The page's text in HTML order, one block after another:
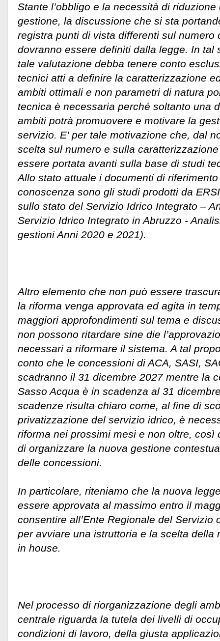
Stante l’obbligo e la necessità di
gestione, la discussione che si sta
registra punti di vista differenti sul numero
dovranno essere definiti dalla legge. In tal
tale valutazione debba tenere conto
tecnici atti a definire la caratterizzazione
ambiti ottimali e non parametri di natura
tecnica è necessaria perché soltanto una
ambiti potrà promuovere e motivare la
servizio. E’ per tale motivazione che, dal
scelta sul numero e sulla
essere portata avanti sulla base di studi
Allo stato attuale i documenti di
conoscenza sono gli studi prodotti da
sullo stato del Servizio Idrico Integrato –
Servizio Idrico Integrato in Abruzzo -
gestioni Anni 2020 e 2021).
Altro elemento che non può essere
la riforma venga approvata ed agita in
maggiori approfondimenti sul tema e
non possono ritardare sine die
necessari a riformare il sistema. A tal
conto che le concessioni di ACA, SASI,
scadranno il 31 dicembre 2027 mentre la
Sasso Acqua è in scadenza al 31
scadenze risulta chiaro come, al fine di
privatizzazione del servizio idrico, è
riforma nei prossimi mesi e non oltre, così
di organizzare la nuova gestione
delle concessioni.
In particolare, riteniamo che la nuova
essere approvata al massimo entro il
consentire all’Ente Regionale del Servizio
per avviare una istruttoria e la scelta della
in house.
Nel processo di riorganizzazione degli
centrale riguarda la tutela dei livelli di
condizioni di lavoro, della giusta